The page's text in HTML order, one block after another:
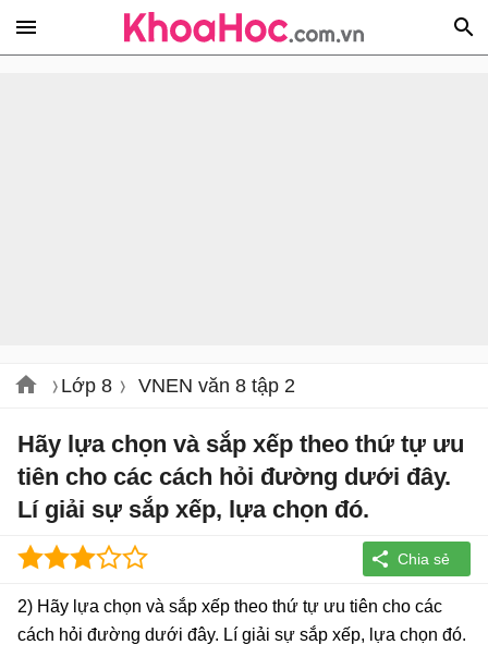
Lớp 8 VNEN văn 8 tập 2
Hãy lựa chọn và sắp xếp theo thứ tự ưu
tiên cho các cách hỏi đường dưới đây.
Lí giải sự sắp xếp, lựa chọn đó.
2) Hãy lựa chọn và sắp xếp theo thứ tự ưu tiên cho các
cách hỏi đường dưới đây. Lí giải sự sắp xếp, lựa chọn đó.